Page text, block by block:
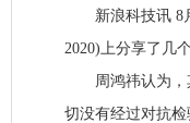
新浪科技讯 8月
2020)上分享了几
周鸿祎认为，其
切没有经过对抗